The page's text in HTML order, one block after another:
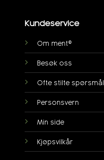
Kundeservice
Om ment®
Besøk oss
Ofte stilte spørsmål
Personsvern
Min side
Kjøpsvilkår